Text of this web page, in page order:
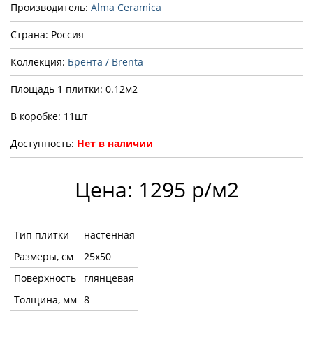
Производитель: Alma Ceramica
Страна: Россия
Коллекция: Брента / Brenta
Площадь 1 плитки: 0.12м2
В коробке: 11шт
Доступность: Нет в наличии
Цена: 1295 р/м2
Тип плитки
настенная
Размеры, см
25x50
Поверхность
глянцевая
Толщина, мм 8